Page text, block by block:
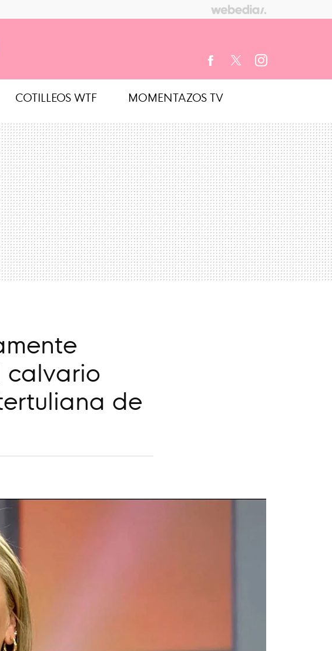
COTILLEOS WTF MOMENTAZOS TV
calvario
de